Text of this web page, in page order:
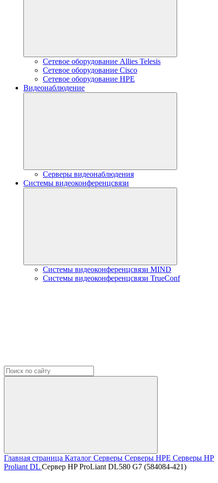
Сетевое оборудование Allies Telesis
Сетевое оборудование Cisco
Сетевое оборудование HPE
Видеонаблюдение
Серверы видеонаблюдения
Системы видеоконференцсвязи
Системы видеоконференцсвязи MIND
Системы видеоконференцсвязи TrueConf
Главная страница Каталог Серверы Серверы HPE Серверы HP
Proliant DL Сервер HP ProLiant DL580 G7 (584084-421)